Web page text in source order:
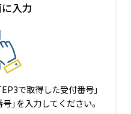
入力
で取得した受付番号」
」を入力してください。